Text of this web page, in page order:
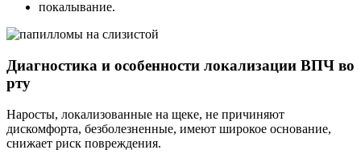
покалывание.
Диагностика и особенности локализации ВПЧ во
рту
Наросты, локализованные на щеке, не причиняют
дискомфорта, безболезненные, имеют широкое основание,
снижает риск повреждения.